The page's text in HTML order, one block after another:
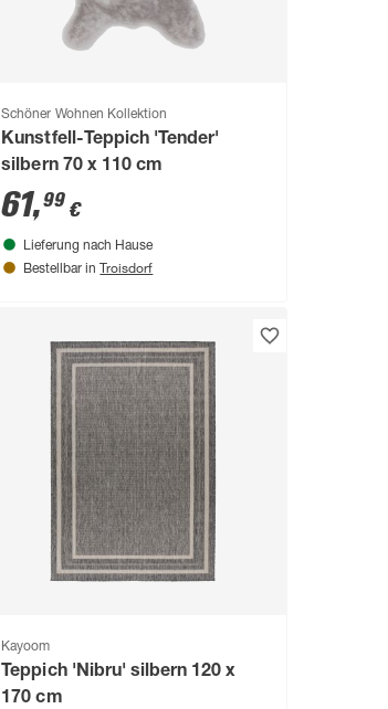
Schöner Wohnen Kollektion
Kunstfell-Teppich 'Tender'
silbern 70 x 110 cm
61,99 €
Lieferung nach Hause
Bestellbar in Troisdorf
Kayoom
Teppich 'Nibru' silbern 120 x
170 cm